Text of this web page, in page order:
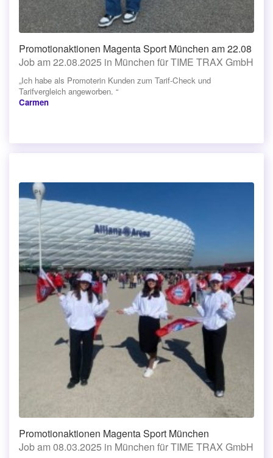
Promotionaktionen Magenta Sport München am 22.08
Job am 22.08.2025 in München für TIME TRAX GmbH
„Ich habe als Promoterin Kunden zum Tarif-Check und
Tarifvergleich angeworben. “
Carmen
Promotionaktionen Magenta Sport München
Job am 08.03.2025 in München für TIME TRAX GmbH